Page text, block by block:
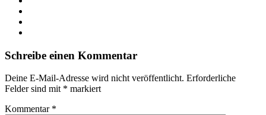
Schreibe einen Kommentar
Deine E-Mail-Adresse wird nicht veröffentlicht. Erforderliche
Felder sind mit * markiert
Kommentar *